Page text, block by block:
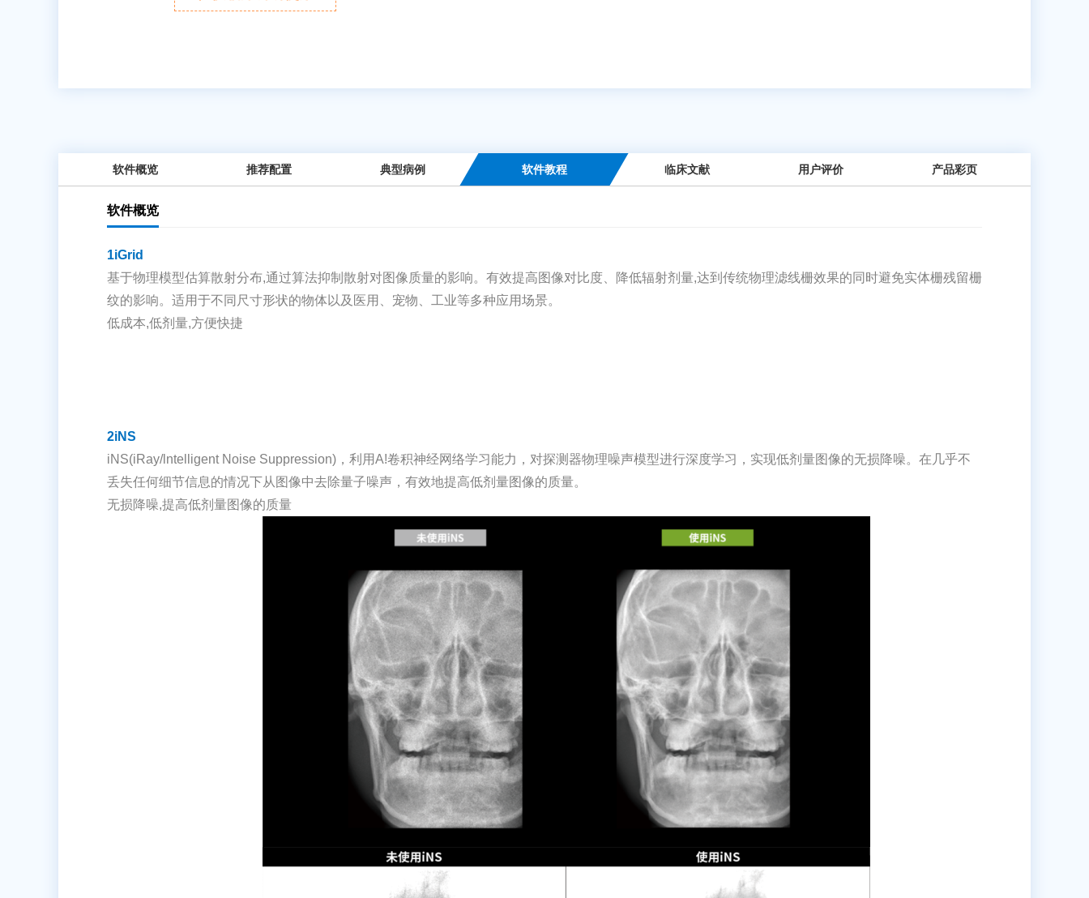
软件概览 推荐配置 典型病例 软件教程 临床文献 用户评价 产品彩页
软件概览
1iGrid
基于物理模型估算散射分布,通过算法抑制散射对图像质量的影响。有效提高图像对比度、降低辐射剂量,达到传统物理滤线栅效果的同时避免实体栅残留栅
纹的影响。适用于不同尺寸形状的物体以及医用、宠物、工业等多种应用场景。
低成本,低剂量,方便快捷
2iNS
iNS(iRay/lntelligent Noise Suppression)，利用A!卷积神经网络学习能力，对探测器物理噪声模型进行深度学习，实现低剂量图像的无损降噪。在几乎不
丢失任何细节信息的情况下从图像中去除量子噪声，有效地提高低剂量图像的质量。
无损降噪,提高低剂量图像的质量